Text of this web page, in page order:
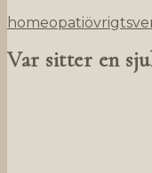
homeopatiövrigt
Var sitter en